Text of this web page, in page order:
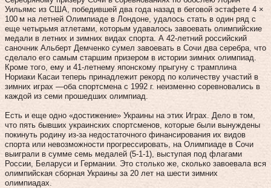
Уильямс из США, победившей два года назад в беговой эстафете 4 ×
100 м на летней Олимпиаде в Лондоне, удалось стать в один ряд с
еще четырьмя атлетами, которым удавалось завоевать олимпийские
медали в летних и зимних видах спорта. А 42‑летний российский
саночник Альберт Демченко сумел завоевать в Сочи два серебра, что
сделало его самым старшим призером в истории зимних олимпиад.
Кроме того, ему и 41‑летнему японскому прыгуну с трамплина
Нориаки Касаи теперь принадлежит рекорд по количеству участий в
зимних играх —оба спортсмена с 1992 г. неизменно соревновались в
каждой из семи прошедших олимпиад.
Есть и еще одно «достижение» Украины на этих Играх. Дело в том,
что пять бывших украинских спортсменов, которые были вынуждены
покинуть родину из‑за недостаточного финансирования их видов
спорта или невозможности прогрессировать, на Олимпиаде в Сочи
выиграли в сумме семь медалей (5‑1‑1), выступая под флагами
России, Беларуси и Германии. Это столько же, сколько завоевала вся
олимпийская сборная Украины за 20 лет на шести зимних
олимпиадах.